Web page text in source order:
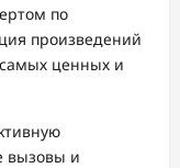
по
произведений
самых ценных и
вызовы и